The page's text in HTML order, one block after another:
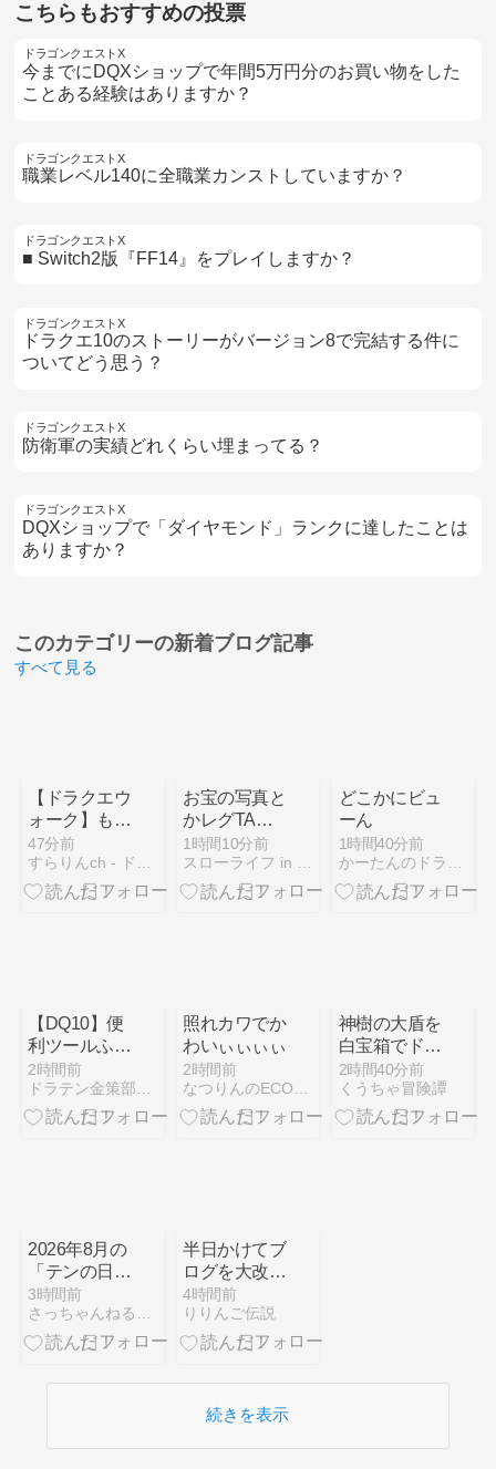
こちらもおすすめの投票
ドラゴンクエストX
今までにDQXショップで年間5万円分のお買い物をした
ことある経験はありますか？
ドラゴンクエストX
職業レベル140に全職業カンストしていますか？
ドラゴンクエストX
■ Switch2版『FF14』をプレイしますか？
ドラゴンクエストX
ドラクエ10のストーリーがバージョン8で完結する件に
ついてどう思う？
ドラゴンクエストX
防衛軍の実績どれくらい埋まってる？
ドラゴンクエストX
DQXショップで「ダイヤモンド」ランクに達したことは
ありますか？
このカテゴリーの新着ブログ記事
すべて見る
【ドラクエウ
ォーク】もし
かして とこ
しえの杖って
何がなんでも
47分前
お宝の写真と
かレグTAと
かポケモンと
か
1時間10分前
どこかにビュ
ーん
1時間40分前
【DQ10】便
利ツールふく
びき1枚の期
待値はいく
ら？最新景
2時間前
照れカワでか
わいぃぃぃぃ
2時間前
神樹の大盾を
白宝箱でドロ
ップするモン
スター情報で
す
2時間40分前
くうちゃ冒険譚
2026年8月の
「テンの日」
の情報が広場
に更新されて
ました！テン
てイベント
のみ本日
3時間前
さっちゃんねる DQX
半日かけてブ
ログを大改造
した結果ｗｗ
ｗ
4時間前
りりんご伝説
続きを表示